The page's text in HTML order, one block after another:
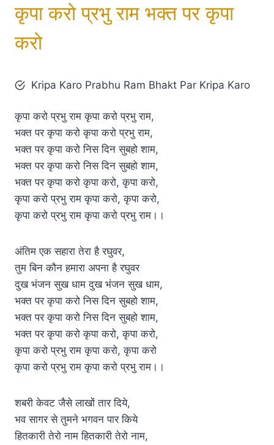
कृपा करो प्रभु राम भक्त पर कृपा
करो
Kripa Karo Prabhu Ram Bhakt Par Kripa Karo
कृपा करो प्रभु राम कृपा करो प्रभु राम,
भक्त पर कृपा करो कृपा करो प्रभु राम,
भक्त पर कृपा करो निस दिन सुबहो शाम,
भक्त पर कृपा करो निस दिन सुबहो शाम,
भक्त पर कृपा करो कृपा करो, कृपा करो,
कृपा करो प्रभु राम कृपा करो, कृपा करो,
कृपा करो प्रभु राम कृपा करो प्रभु राम।।
अंतिम एक सहारा तेरा है रघुवर,
तुम बिन कौन हमारा अपना है रघुवर
दुख भंजन सुख धाम दुख भंजन सुख धाम,
भक्त पर कृपा करो निस दिन सुबहो शाम,
भक्त पर कृपा करो निस दिन सुबहो शाम,
भक्त पर कृपा करो कृपा करो, कृपा करो,
कृपा करो प्रभु राम कृपा करो, कृपा करो
कृपा करो प्रभु राम कृपा करो प्रभु राम।।
शबरी केवट जैसे लाखों तार दिये,
भव सागर से तुमने भगवन पार किये
हितकारी तेरो नाम हितकारी तेरो नाम,